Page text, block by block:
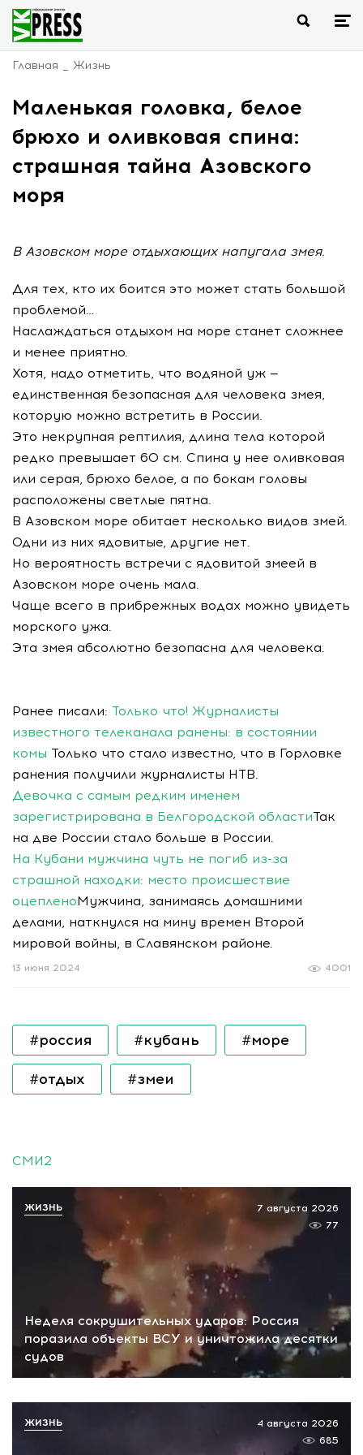
Главная Жизнь
Маленькая головка, белое
брюхо и оливковая спина:
страшная тайна Азовского
моря
В Азовском море отдыхающих напугала змея.
Для тех, кто их боится это может стать большой
проблемой…
Наслаждаться отдыхом на море станет сложнее
и менее приятно.
Хотя, надо отметить, что водяной уж —
единственная безопасная для человека змея,
которую можно встретить в России.
Это некрупная рептилия, длина тела которой
редко превышает 60 см. Спина у нее оливковая
или серая, брюхо белое, а по бокам головы
расположены светлые пятна.
В Азовском море обитает несколько видов змей.
Одни из них ядовитые, другие нет.
Но вероятность встречи с ядовитой змеей в
Азовском море очень мала.
Чаще всего в прибрежных водах можно увидеть
морского ужа.
Эта змея абсолютно безопасна для человека.
Ранее писали: Только что! Журналисты
известного телеканала ранены: в состоянии
комы Только что стало известно, что в Горловке
ранения получили журналисты НТВ.
Девочка с самым редким именем
зарегистрирована в Белгородской областиТак
на две России стало больше в России.
На Кубани мужчина чуть не погиб из-за
страшной находки: место происшествие
оцепленоМужчина, занимаясь домашними
делами, наткнулся на мину времен Второй
мировой войны, в Славянском районе.
4001
13 июня 2024
#россия #кубань #море
#отдых #змеи
СМИ2
Неделя сокрушительных ударов: Россия
поразила объекты ВСУ и уничтожила десятки
судов
7 августа 2026
77
ЖИЗНЬ
4 августа 2026
685
ЖИЗНЬ